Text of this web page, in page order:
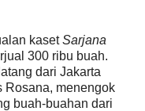
kasetSarjana
300 ribu buah.
dari Jakarta
Rosana, menengok
buah-buahan dari